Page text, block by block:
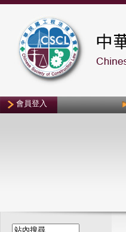
會員登入